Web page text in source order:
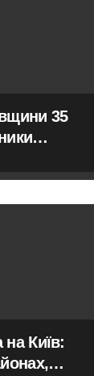
35
Київ: